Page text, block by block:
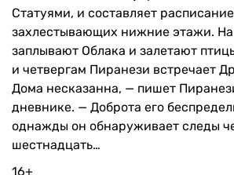
Статуями, и составляет
захлестывающих нижние этажи.
заплывают Облака и залетают
и четвергам Пиранези встречает
Дома несказанна, — пишет
дневнике. — Доброта его
однажды он обнаруживает следы
шестнадцать…
16+